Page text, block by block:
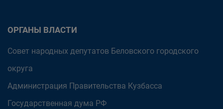
ОРГАНЫ ВЛАСТИ
Совет народных депутатов Беловского городского
округа
Администрация Правительства Кузбасса
Государственная дума РФ